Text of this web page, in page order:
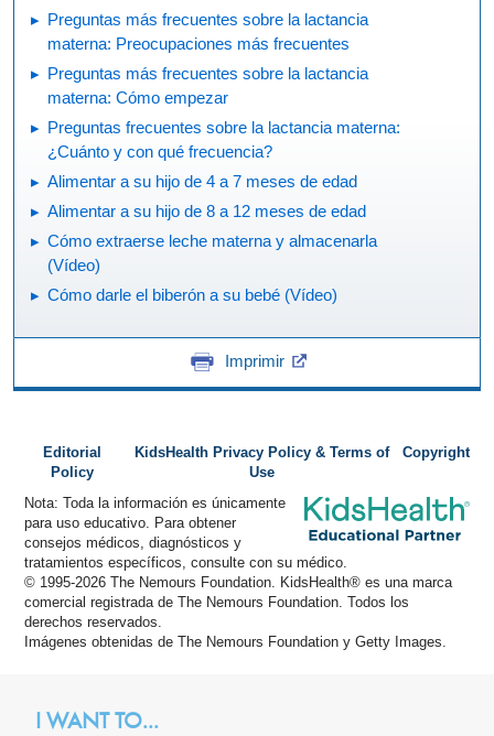
Preguntas más frecuentes sobre la lactancia
materna: Preocupaciones más frecuentes
Preguntas más frecuentes sobre la lactancia
materna: Cómo empezar
Preguntas frecuentes sobre la lactancia materna:
¿Cuánto y con qué frecuencia?
Alimentar a su hijo de 4 a 7 meses de edad
Alimentar a su hijo de 8 a 12 meses de edad
Cómo extraerse leche materna y almacenarla
(Vídeo)
Cómo darle el biberón a su bebé (Vídeo)
Imprimir
Editorial
Policy
KidsHealth Privacy Policy & Terms of
Use
Copyright
Nota: Toda la información es únicamente
para uso educativo. Para obtener
consejos médicos, diagnósticos y
tratamientos específicos, consulte con su médico.
© 1995-2026 The Nemours Foundation. KidsHealth® es una marca
comercial registrada de The Nemours Foundation. Todos los
derechos reservados.
Imágenes obtenidas de The Nemours Foundation y Getty Images.
I WANT TO...